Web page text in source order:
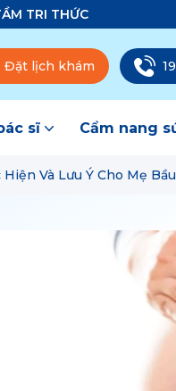
TRI THỨC
Đặt lịch khám
sĩ Cẩm nang
Và Lưu Ý Cho Mẹ Bầu